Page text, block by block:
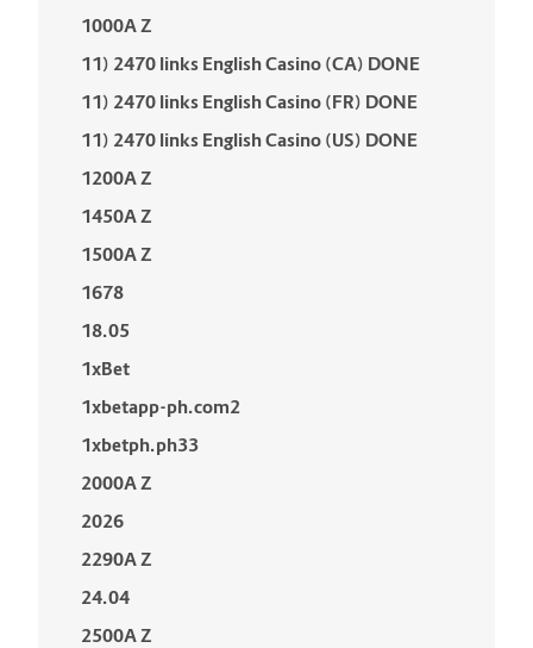
1000A Z
11) 2470 links English Casino (CA) DONE
11) 2470 links English Casino (FR) DONE
11) 2470 links English Casino (US) DONE
1200A Z
1450A Z
1500A Z
1678
18.05
1xBet
1xbetapp-ph.com2
1xbetph.ph33
2000A Z
2026
2290A Z
24.04
2500A Z